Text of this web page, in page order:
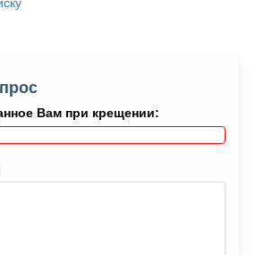
Вам при крещении: